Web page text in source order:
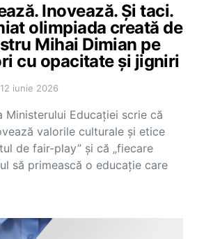
Inovează. Și taci.
olimpiada creată de
Mihai Dimian pe
cu opacitate și jigniri
12 iunie 2026
Ministerului Educației scrie că
valorile culturale și etice
de fair-play” și că „fiecare
să primească o educație care